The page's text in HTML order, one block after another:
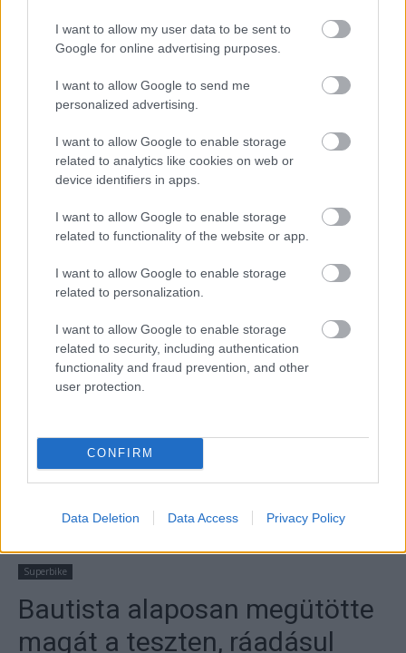
I want to allow my user data to be sent to
Google for online advertising purposes.
I want to allow Google to send me
personalized advertising.
I want to allow Google to enable storage
related to analytics like cookies on web or
device identifiers in apps.
I want to allow Google to enable storage
related to functionality of the website or app.
I want to allow Google to enable storage
related to personalization.
I want to allow Google to enable storage
related to security, including authentication
functionality and fraud prevention, and other
user protection.
CONFIRM
Data Deletion Data Access Privacy Policy
Sebők Máté
- Advertisment -